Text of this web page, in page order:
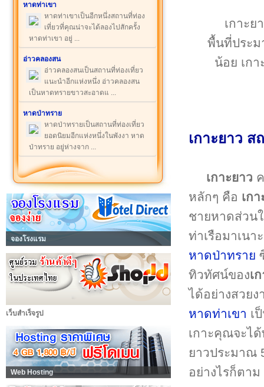
หาดท่าเขา
หาดท่าเขาเป็นอีกหนึ่งสถานที่ท่อง
เที่ยวที่คุณน่าจะได้ลองไปสักครั้ง
หาดท่าเขา อยู่ ...
อ่าวคลองสน
อ่าวคลองสนเป็นสถานที่ท่องเที่ยว
แนะนำอีกแห่งหนึ่ง อ่าวคลองสน
เป็นหาดทรายขาวสะอาดแ ...
หาดป่าทราย
หาดป่าทรายเป็นสถานที่ท่องเที่ยว
ยอดนิยมอีกแห่งหนึ่งในพังงา หาด
ป่าทราย อยู่ห่างจาก ...
จองโรงแรม
เว็บสำเร็จรูป
Web Hosting
เกาะย
พื้นที่ประม
น้อย เก
เกาะยาว
เกาะยาว
หลักๆ คือ เก
ชายหาดส่วน
ท่าเรือมาเน
หาดป่าทราย
ทิวทัศน์ของเ
ได้อย่างสวย
หาดท่าเขา เ
เกาะคุณจะไ
ยาวประมาณ
อย่างไรก็ตา